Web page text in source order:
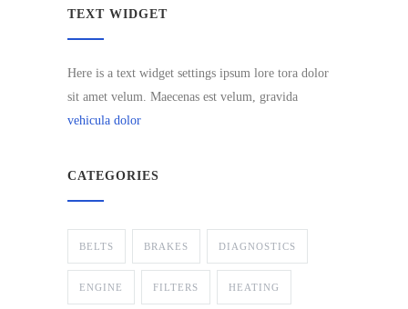
TEXT WIDGET
Here is a text widget settings ipsum lore tora dolor
sit amet velum. Maecenas est velum, gravida
vehicula dolor
CATEGORIES
BELTS BRAKES DIAGNOSTICS
ENGINE FILTERS HEATING